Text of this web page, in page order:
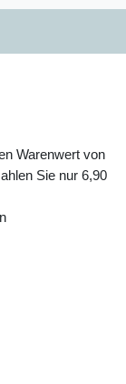
Warenwert von
Sie nur 6,90